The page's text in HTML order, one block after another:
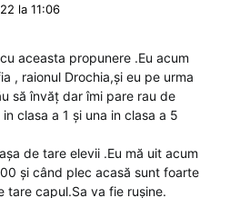
la 11:06
aceasta propunere .Eu acum
, raionul Drochia,și eu pe urma
să învăț dar îmi pare rau de
clasa a 1 și una in clasa a 5
de tare elevii .Eu mă uit acum
și când plec acasă sunt foarte
tare capul.Sa va fie rușine.